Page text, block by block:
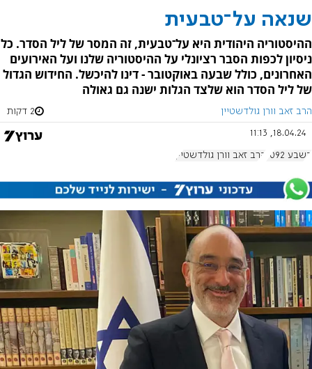
שנאה על־טבעית
ההיסטוריה היהודית היא על־טבעית, זה המסר של ליל הסדר. כל
ניסיון לכפות הסבר רציונלי על ההיסטוריה שלנו ועל האירועים
האחרונים, כולל שבעה באוקטובר - דינו להיכשל. החידוש הגדול
של ליל הסדר הוא שלצד הגלות ישנה גם גאולה
הרב זאב וורן גולדשטיין 2 דקות
18.04.24, 11:13
בשבע 1092 הרב זאב וורן גולדשטיין